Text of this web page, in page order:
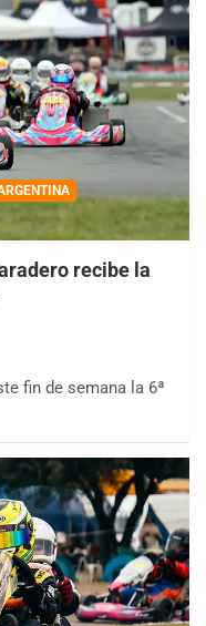
recibe la
fin de semana la 6ª